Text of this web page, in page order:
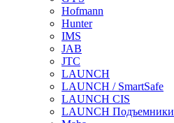
Hofmann
Hunter
IMS
JAB
JTC
LAUNCH
LAUNCH / SmartSafe
LAUNCH CIS
LAUNCH Подъемники